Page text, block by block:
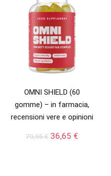
OMNI SHIELD (60
gomme) – in farmacia,
recensioni vere e opinioni
79,95€ Il
36,65 €Il